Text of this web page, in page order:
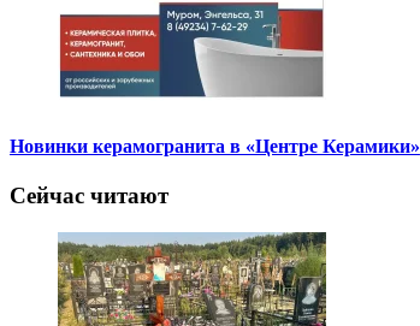
Новинки керамогранита в «Центре Керамики»
Сейчас читают